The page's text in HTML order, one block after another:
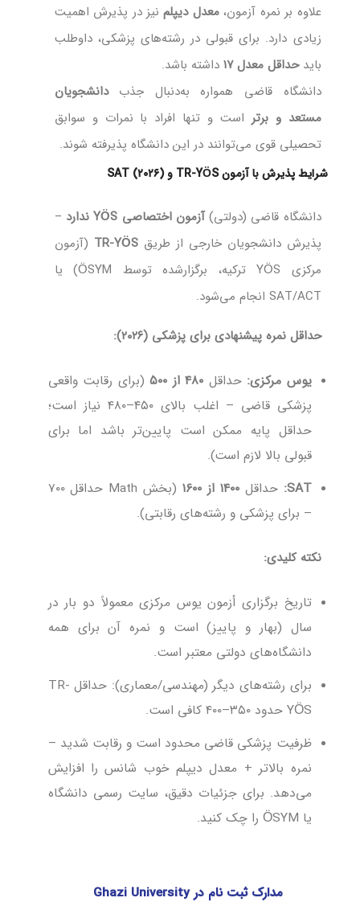
علاوه بر نمره آزمون،معدل دیپلمنیز در پذیرش اهمیت
زیادی دارد. برای قبولی در رشته‌های پزشکی، داوطلب
بایدحداقل معدل ۱۷
داشته باشد.
دانشگاه قاضی همواره به‌دنبال جذبدانشجویان
مستعد و برتر است و تنها افراد با نمرات و سوابق
تحصیلی قوی می‌توانند در این دانشگاه پذیرفته شوند.
شرایط پذیرش با آزمون TR-YÖS و SAT (۲۰۲۶)
دانشگاه قاضی (دولتی)آزمون اختصاصی YÖS ندارد
–
پذیرش دانشجویان خارجی از طریقTR-YÖS (آزمون
مرکزی YÖS ترکیه، برگزارشده توسط ÖSYM) یا
SAT/ACT انجام می‌شود.
حداقل نمره پیشنهادی برای پزشکی (۲۰۲۶):
یوس مرکزی: حداقل ۴۸۰ از ۵۰۰
(برای رقابت واقعی
پزشکی قاضی – اغلب بالای ۴۵۰–۴۸۰ نیاز است؛
حداقل پایه ممکن است پایین‌تر باشد اما برای
قبولی بالا لازم است).
SAT: حداقل ۱۴۰۰ از ۱۶۰۰
(بخش Math حداقل ۷۰۰
– برای پزشکی و رشته‌های رقابتی).
نکته کلیدی:
تاریخ برگزاری أزمون یوس مرکزی معمولاً دو بار در
سال (بهار و پاییز) است و نمره آن برای همه
دانشگاه‌های دولتی معتبر است.
برای رشته‌های دیگر (مهندسی/معماری): حداقل TR-
YÖS حدود ۳۵۰–۴۰۰ کافی است.
ظرفیت پزشکی قاضی محدود است و رقابت شدید –
نمره بالاتر + معدل دیپلم خوب شانس را افزایش
می‌دهد. برای جزئیات دقیق، سایت رسمی دانشگاه
یا ÖSYM را چک کنید.
مدارک ثبت نام در Ghazi University